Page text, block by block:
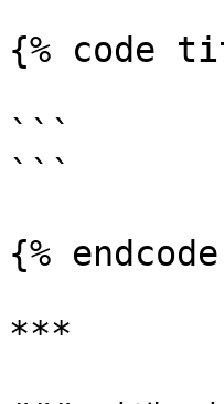
{% code
```
```
{%
***